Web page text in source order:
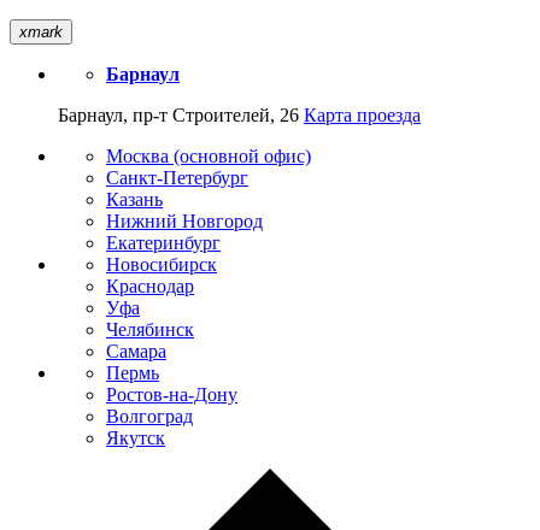
xmark
Барнаул
Барнаул, пр-т Строителей, 26 Карта проезда
Москва (основной офис)
Санкт-Петербург
Казань
Нижний Новгород
Екатеринбург
Новосибирск
Краснодар
Уфа
Челябинск
Самара
Пермь
Ростов-на-Дону
Волгоград
Якутск